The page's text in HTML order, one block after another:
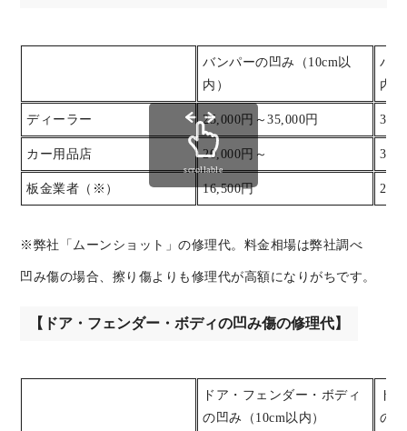
バンパーの凹み（10cm以
内）
バ
内）
ディーラー 25,000円～35,000円
カー用品店 20,000円～
板金業者（※） 16,500円
scrollable
※弊社「ムーンショット」の修理代。料金相場は弊社調べ
凹み傷の場合、擦り傷よりも修理代が高額になりがちです。
【ドア・フェンダー・ボディの凹み傷の修理代】
ドア・フェンダー・ボディ
の凹み（10cm以内）
ド
の